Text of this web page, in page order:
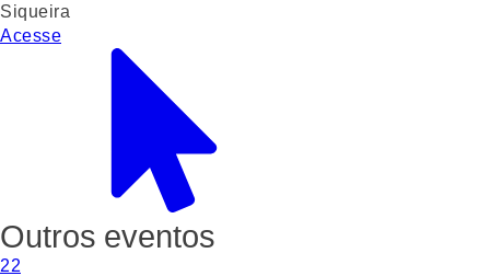
Siqueira
Acesse
Outros eventos
22